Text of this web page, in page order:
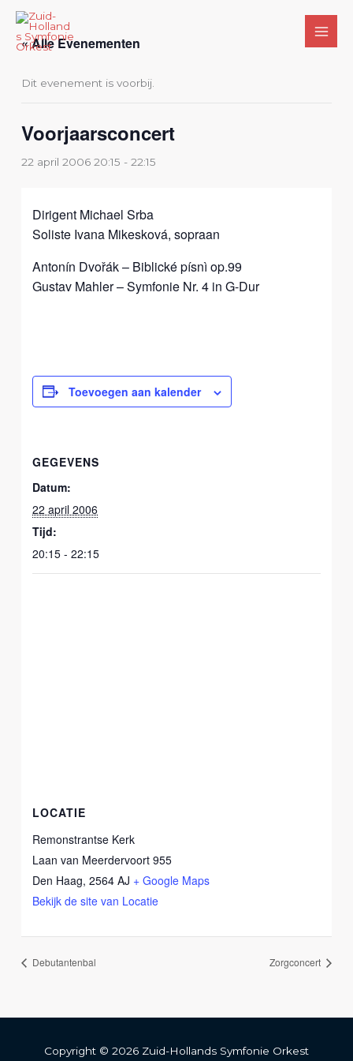
« Alle Evenementen
Dit evenement is voorbij.
Voorjaarsconcert
22 april 2006 20:15 -22:15
Dirigent Michael Srba
Soliste Ivana Mikesková, sopraan
Antonín Dvořák – Biblické písnì op.99
Gustav Mahler – Symfonie Nr. 4 in G-Dur
Toevoegen aan kalender
GEGEVENS
Datum:
22 april 2006
Tijd:
20:15 - 22:15
LOCATIE
Remonstrantse Kerk
Laan van Meerdervoort 955
Den Haag, 2564 AJ + Google Maps
Bekijk de site van Locatie
Debutantenbal Zorgconcert
Copyright © 2026 Zuid-Hollands Symfonie Orkest